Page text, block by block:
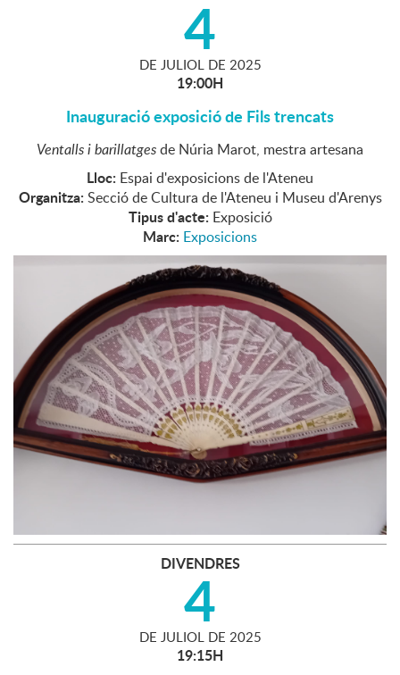
4
DE JULIOL DE 2025
19:00H
Inauguració exposició de Fils trencats
Ventalls i barillatgesde Núria Marot, mestra artesana
Lloc: Espai d'exposicions de l'Ateneu
Organitza: Secció de Cultura de l'Ateneu i Museu d'Arenys
Tipus d'acte: Exposició
Marc: Exposicions
DIVENDRES
4
DE JULIOL DE 2025
19:15H